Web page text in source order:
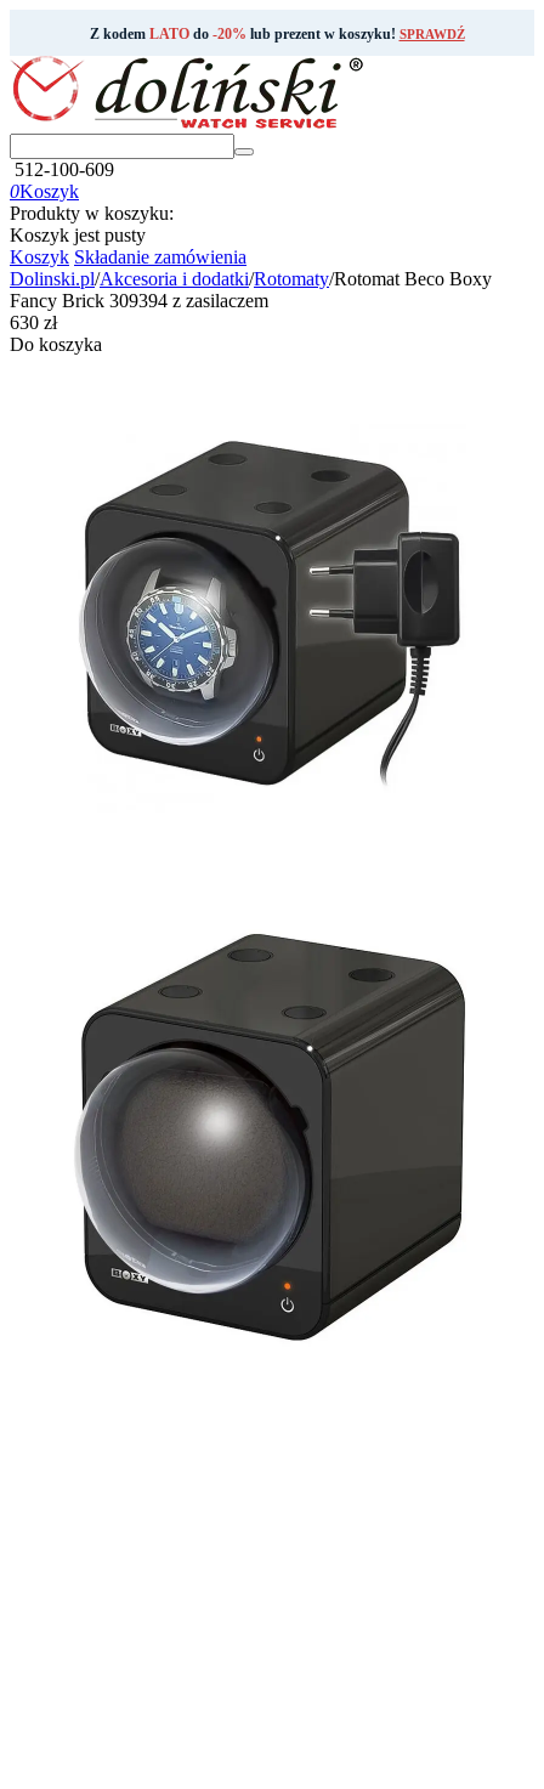
Z kodem LATOdo -20% lub prezent w koszyku! SPRAWDŹ
512-100-609
0Koszyk
Produkty w koszyku:
Koszyk jest pusty
Koszyk Składanie zamówienia
Dolinski.pl/Akcesoria i dodatki/Rotomaty/Rotomat Beco Boxy
Fancy Brick 309394 z zasilaczem
‍630‍ zł
Do koszyka